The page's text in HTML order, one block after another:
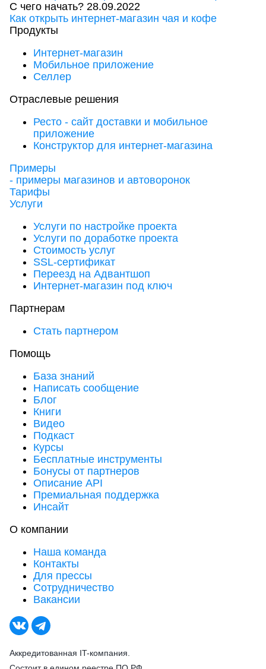
С чего начать? 28.09.2022
Как открыть интернет-магазин чая и кофе
Продукты
Интернет-магазин
Мобильное приложение
Селлер
Отраслевые решения
Ресто - сайт доставки и мобильное
приложение
Конструктор для интернет-магазина
Примеры
- примеры магазинов и автоворонок
Тарифы
Услуги
Услуги по настройке проекта
Услуги по доработке проекта
Стоимость услуг
SSL-сертификат
Переезд на Адвантшоп
Интернет-магазин под ключ
Партнерам
Стать партнером
Помощь
База знаний
Написать сообщение
Блог
Книги
Видео
Подкаст
Курсы
Бесплатные инструменты
Бонусы от партнеров
Описание API
Премиальная поддержка
Инсайт
О компании
Наша команда
Контакты
Для прессы
Сотрудничество
Вакансии
Аккредитованная IT-компания.